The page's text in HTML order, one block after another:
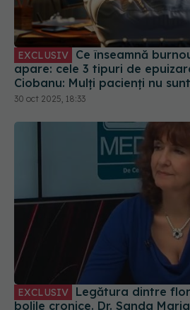
EXCLUSIV
apare: cele 3 tipuri de
Ciobanu: Mulți pacienți nu
30 oct 2025, 18:33
EXCLUSIV
bolile cronice. Dr. Sanda